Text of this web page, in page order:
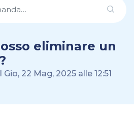
eliminare un
22 Mag, 2025 alle 12:51